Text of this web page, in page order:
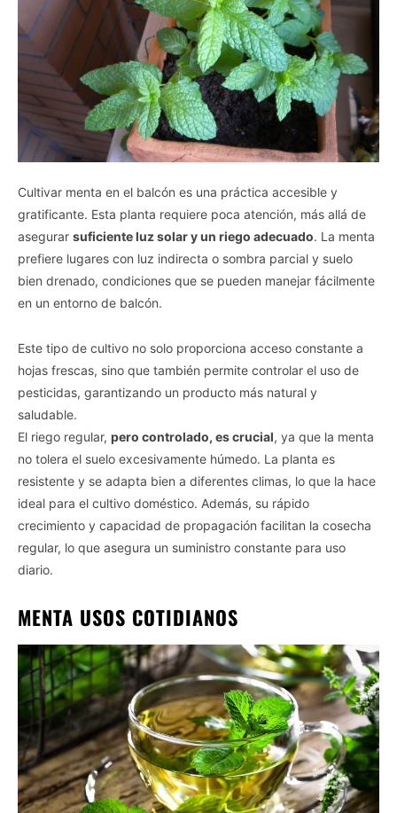
Cultivar menta en el balcón es una práctica accesible y
gratificante. Esta planta requiere poca atención, más allá de
asegurar suficiente luz solar y un riego adecuado. La menta
prefiere lugares con luz indirecta o sombra parcial y suelo
bien drenado, condiciones que se pueden manejar fácilmente
en un entorno de balcón.
Este tipo de cultivo no solo proporciona acceso constante a
hojas frescas, sino que también permite controlar el uso de
pesticidas, garantizando un producto más natural y
saludable.
El riego regular, pero controlado, es crucial, ya que la menta
no tolera el suelo excesivamente húmedo. La planta es
resistente y se adapta bien a diferentes climas, lo que la hace
ideal para el cultivo doméstico. Además, su rápido
crecimiento y capacidad de propagación facilitan la cosecha
regular, lo que asegura un suministro constante para uso
diario.
MENTA USOS COTIDIANOS